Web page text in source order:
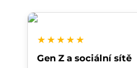
★★★★★
Gen Z a sociální sítě